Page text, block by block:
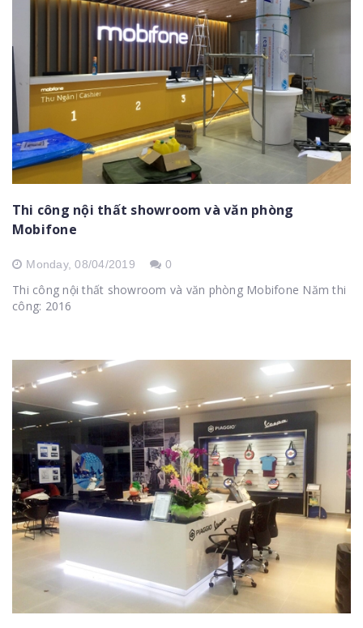
Thi công nội thất showroom và văn phòng
Mobifone
Monday,08/04/2019 0
Thi công nội thất showroom và văn phòng Mobifone Năm thi